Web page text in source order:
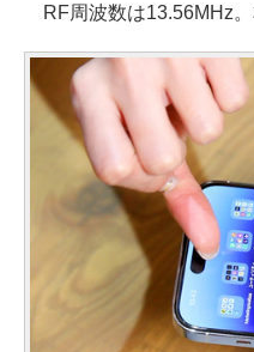
RF周波数は13.56MHz。